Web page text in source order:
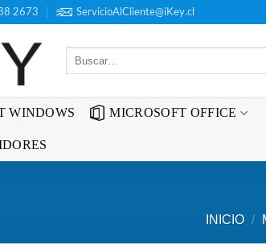
2673 ServicioAlCliente@iKey.cl
Buscar
WINDOWS MICROSOFT OFFICE
INICIO /